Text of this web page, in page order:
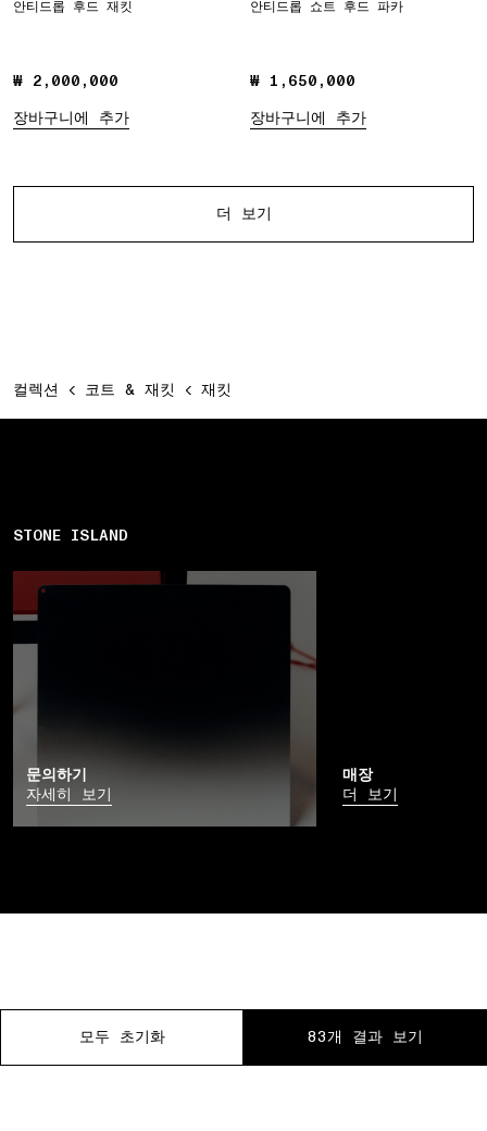
모두 초기화 83개 결과 보기
모두 초기화 83개 결과 보기
모두 초기화 83개 결과 보기
모두 초기화 83개 결과 보기
모두 초기화 83개 결과 보기
모두 초기화 83개 결과 보기
안티드롭 후드 재킷
₩ 2,000,000
₩ 2,000,000
장바구니에 추가
안티드롭 쇼트 후드 파카
₩ 1,650,000
₩ 1,650,000
장바구니에 추가
더 보기
컬렉션 코트 & 재킷 재킷
STONE ISLAND
문의하기
자세히 보기
매장
더 보기